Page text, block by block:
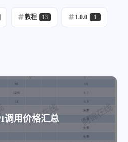
教程 13 1.0.0 1
调用价格汇总